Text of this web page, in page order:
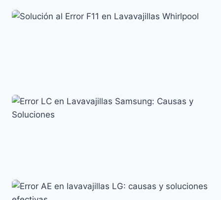
Cómo resolver el error F15 en lavavajillas Indesit
Solución al Error F11 en Lavavajillas Whirlpool
Códigos de error y su significado
Error LC en Lavavajillas Samsung: Causas y
Soluciones